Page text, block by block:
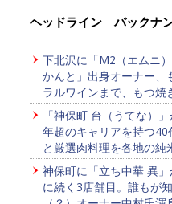
ヘッドライン バックナ
下北沢に「M2（エムニ
かんと」出身オーナー、
ラルワインまで、もつ焼
「神保町 台（うてな）
年超のキャリアを持つ
と厳選肉料理を各地の
神保町に「立ち中華 異
に続く3店舗目。誰もが